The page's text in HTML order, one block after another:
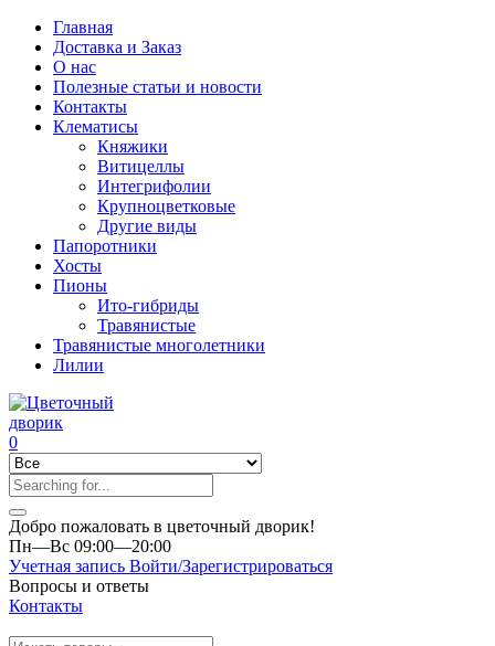
Главная
Доставка и Заказ
О нас
Полезные статьи и новости
Контакты
Клематисы
Княжики
Витицеллы
Интегрифолии
Крупноцветковые
Другие виды
Папоротники
Хосты
Пионы
Ито-гибриды
Травянистые
Травянистые многолетники
Лилии
0
Добро пожаловать в цветочный дворик!
Пн—Вс 09:00—20:00
Учетная запись Войти/Зарегистрироваться
Вопросы и ответы
Контакты